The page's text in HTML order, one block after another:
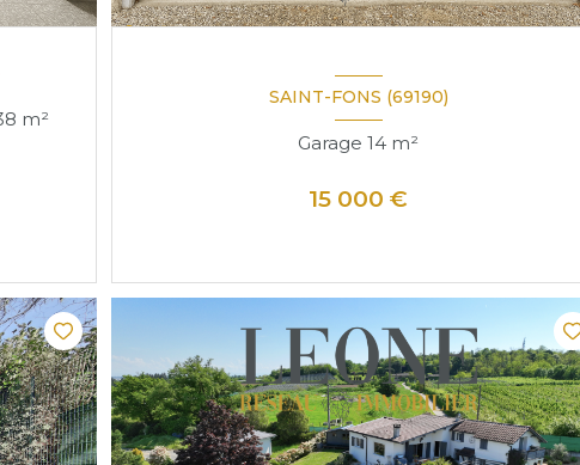
Appartement 1 pièce(s) 1 chambre(s) 38 m²
SAINT-FONS (69190)
Garage 14 m²
15 000 €